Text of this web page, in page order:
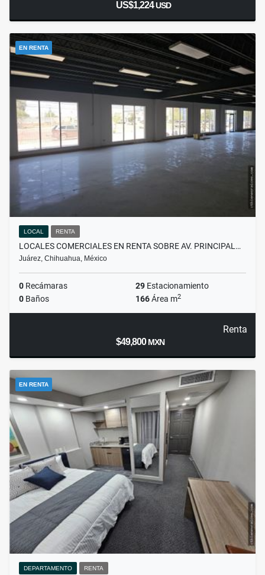
US$1,224USD
EN RENTA
LOCAL RENTA
LOCALES COMERCIALES EN RENTA SOBRE AV. PRINCIPAL…
Juárez, Chihuahua, México
0 Recámaras 29 Estacionamiento
0 Baños 166Área m2
Renta
$49,800MXN
EN RENTA
DEPARTAMENTO RENTA